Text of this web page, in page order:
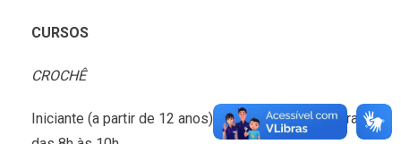
CURSOS
CROCHÊ
Iniciante (a partir de 12 anos) – aulas às terças-feiras